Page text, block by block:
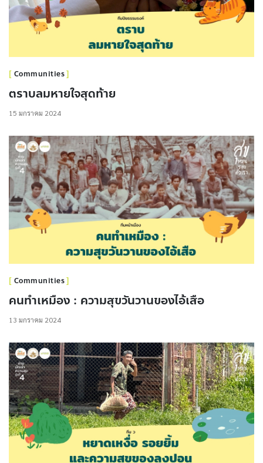
Communities
ตราบลมหายใจสุดท้าย
15 มกราคม 2024
Communities
คนทำเหมือง : ความสุขวันวานของไอ้เสือ
13 มกราคม 2024